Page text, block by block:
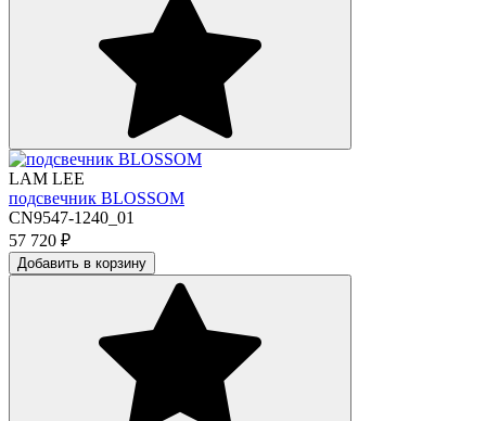
LAM LEE
подсвечник BLOSSOM
CN9547-1240_01
57 720 ₽
Добавить в корзину